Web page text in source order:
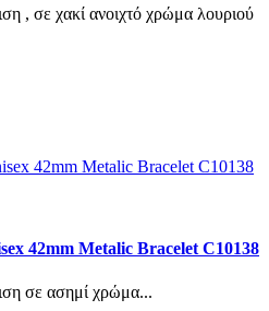
, σε χακί ανοιχτό χρώμα λουριού
42mm Metalic Bracelet C10138
σε ασημί χρώμα...